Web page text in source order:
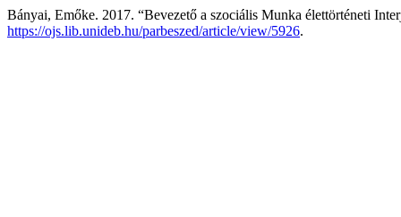
Bányai, Emőke. 2017. “Bevezető a szociális Munka élettörténeti
https://ojs.lib.unideb.hu/parbeszed/article/view/5926.